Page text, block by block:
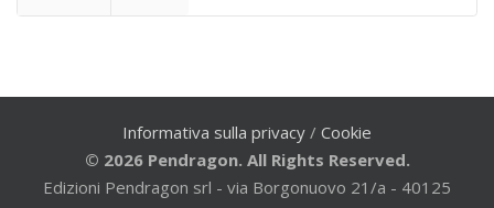
Informativa sulla privacy / Cookie
© 2026 Pendragon. All Rights Reserved.
Edizioni Pendragon srl - via Borgonuovo 21/a - 40125